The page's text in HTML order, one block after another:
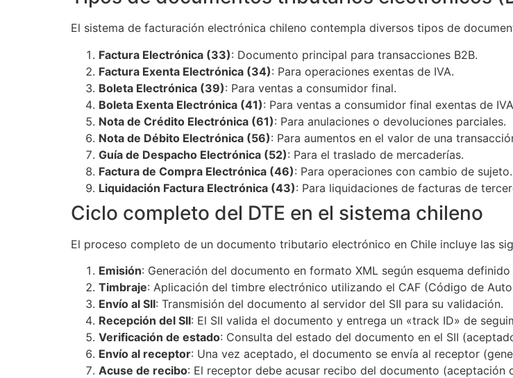
El sistema de facturación electrónica chileno contempla diversos tipos de
Factura Electrónica (33): Documento principal para transacciones B2B.
Factura Exenta Electrónica (34): Para operaciones exentas de IVA.
Boleta Electrónica (39): Para ventas a consumidor final.
Boleta Exenta Electrónica (41): Para ventas a consumidor final exentas de
Nota de Crédito Electrónica (61): Para anulaciones o devoluciones parciales.
Nota de Débito Electrónica (56): Para aumentos en el valor de una
Guía de Despacho Electrónica (52): Para el traslado de mercaderías.
Factura de Compra Electrónica (46): Para operaciones con cambio de sujeto.
Liquidación Factura Electrónica (43): Para liquidaciones de facturas de
Ciclo completo del DTE en el sistema chileno
El proceso completo de un documento tributario electrónico en Chile incluye las
Emisión: Generación del documento en formato XML según esquema definido
Timbraje: Aplicación del timbre electrónico utilizando el CAF (Código de
Envío al SII: Transmisión del documento al servidor del SII para su validación.
Recepción del SII: El SII valida el documento y entrega un «track ID» de
Verificación de estado: Consulta del estado del documento en el SII
Envío al receptor: Una vez aceptado, el documento se envía al receptor
Acuse de recibo: El receptor debe acusar recibo del documento (aceptación